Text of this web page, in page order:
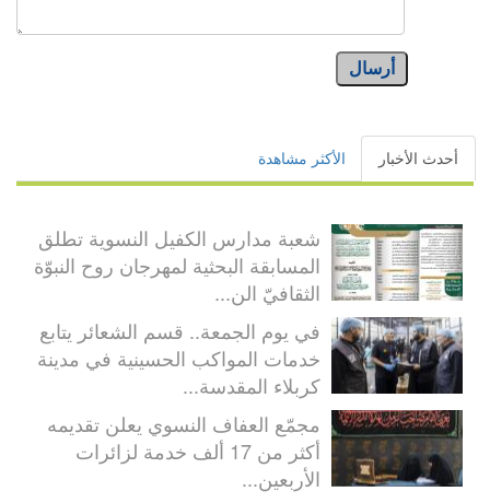
أرسال
أحدث الأخبار الأكثر مشاهدة
شعبة مدارس الكفيل النسوية تطلق
المسابقة البحثية لمهرجان روح النبوّة
الثقافيّ الن...
في يوم الجمعة.. قسم الشعائر يتابع
خدمات المواكب الحسينية في مدينة
كربلاء المقدسة...
مجمّع العفاف النسوي يعلن تقديمه
أكثر من 17 ألف خدمة لزائرات
الأربعين...